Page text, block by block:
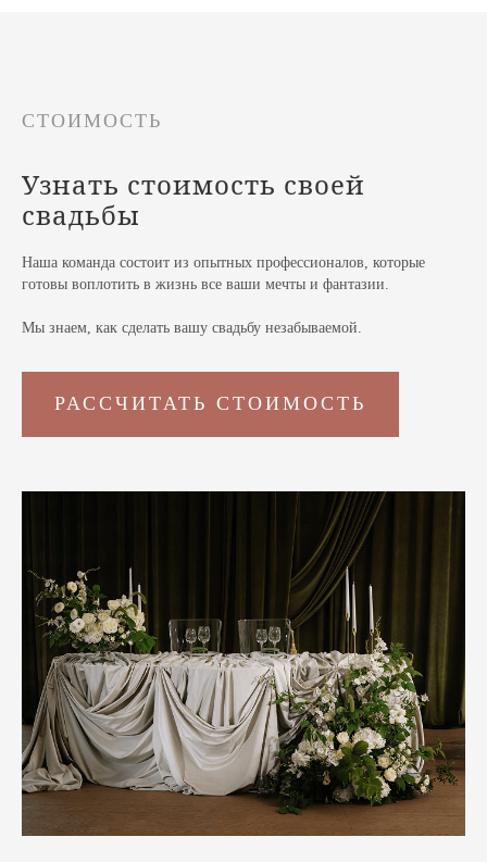
СТОИМОСТЬ
Узнать стоимость своей
свадьбы
Наша команда состоит из опытных профессионалов, которые
готовы воплотить в жизнь все ваши мечты и фантазии.
Мы знаем, как сделать вашу свадьбу незабываемой.
РАССЧИТАТЬ СТОИМОСТЬ